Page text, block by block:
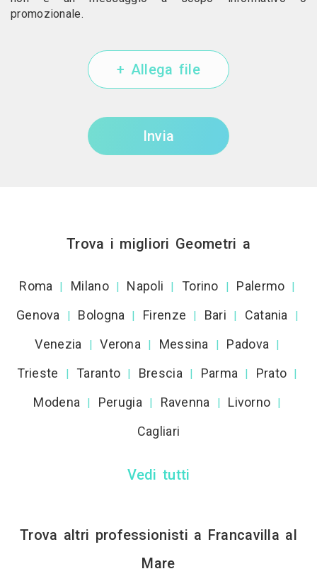
promozionale.
+ Allega file
Invia
Trova i migliori Geometri a
Roma | Milano | Napoli | Torino | Palermo |
Genova | Bologna | Firenze | Bari | Catania |
Venezia | Verona | Messina | Padova |
Trieste | Taranto | Brescia | Parma | Prato |
Modena | Perugia | Ravenna | Livorno |
Cagliari
Vedi tutti
Trova altri professionisti a Francavilla al
Mare